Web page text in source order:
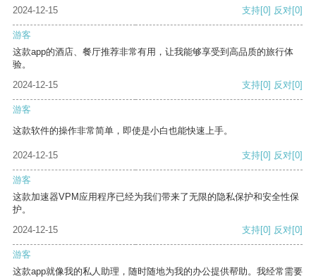
2024-12-15 支持[0] 反对[0]
游客
这款app的酒店、餐厅推荐非常有用，让我能够享受到高品质的旅行体
验。
2024-12-15
支持[0] 反对[0]
游客
这款软件的操作非常简单，即使是小白也能快速上手。
2024-12-15 支持[0] 反对[0]
游客
这款加速器VPM应用程序已经为我们带来了无限的隐私保护和安全性保
护。
2024-12-15
支持[0] 反对[0]
游客
这款app就像我的私人助理，随时随地为我的办公提供帮助。我经常需要